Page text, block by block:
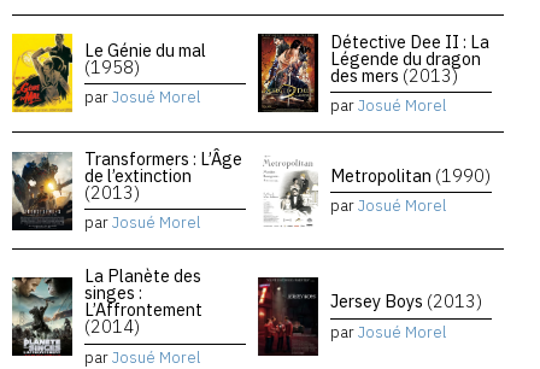
Le Génie du mal
(1958)
parJosué Morel
Détective Dee II : La
Légende du dragon
des mers (2013)
parJosué Morel
Transformers : L’Âge
de l’extinction
(2013)
parJosué Morel
Metropolitan (1990)
parJosué Morel
La Planète des
singes :
L’Affrontement
(2014)
parJosué Morel
Jersey Boys (2013)
parJosué Morel